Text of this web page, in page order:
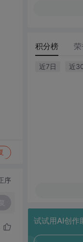
序
积分榜
近7日 近
试试用AI创作